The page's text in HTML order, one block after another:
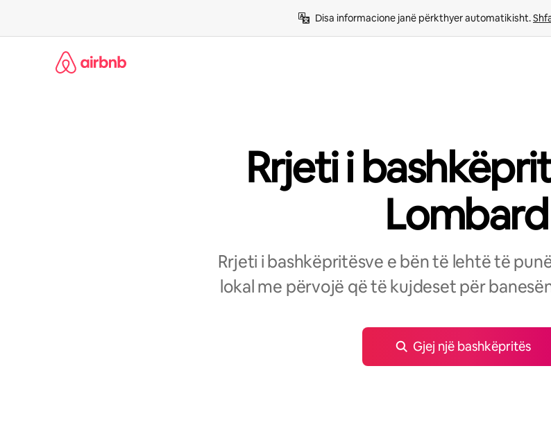
përmbajtja
Disa informacione janë përkthyer automatikisht.
Rrjeti i
Lombard
Rrjeti i bashkëpritësve e bën të lehtë të
lokal me përvojë që të kujdeset për
Gjej një bashkëpritës